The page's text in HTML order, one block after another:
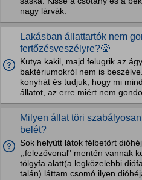
nagy lárvák.
Lakásban állattartók nem
fertőzésveszélyre?🤮
Kutya kakil, majd felugrik az
baktériumokról nem is
konyhát és tudjuk, hogy mi
állatot, az erre miért nem
Milyen állat töri
belét?
Sok helyütt látok félbetört
,,felezővonal" mentén vannak
tölgyfa alatt(a legközelebbi
talán) láttam csomó ilyen